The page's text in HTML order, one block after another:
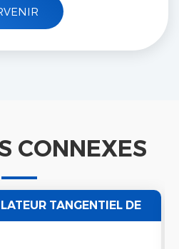
CONNEXES
TANGENTIEL DE